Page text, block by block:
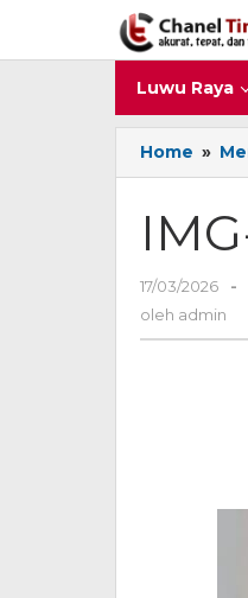
konten
Luwu Raya
Home »
17/03/2026 -
oleh admin